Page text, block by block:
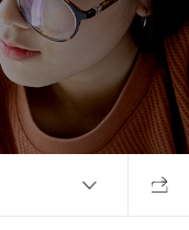
공유하